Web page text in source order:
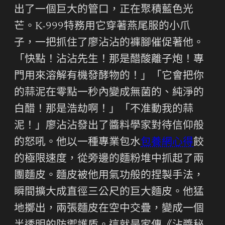
出了一個巨大的管口，正在聚積藍色光
芒。K-999特務用它穿著燕尾服的小爪
子，一把抓住了廖沾沾的褲腳催促著他。
「快點！沾沾先生！那是醋酸離子炮！專
門用來溶解有機發酵物的！」「它會把你
的蒜泥在零點一秒內變成無菌的、純淨的
白醋！那是浩劫啊！」「不准動我的蒜
泥！」廖沾沾發出了醬料學家對待信仰般
的怒吼。他以一種專業包水包養網心得餃
的極限速度，從旁邊的麵粉堆中抓起了兩
團麵皮。麵皮被他用氣功般的捏製手法，
瞬間擴大成直徑三公尺的巨大麵皮。他猛
地擲出，兩張麵皮在空中交疊，變成一個